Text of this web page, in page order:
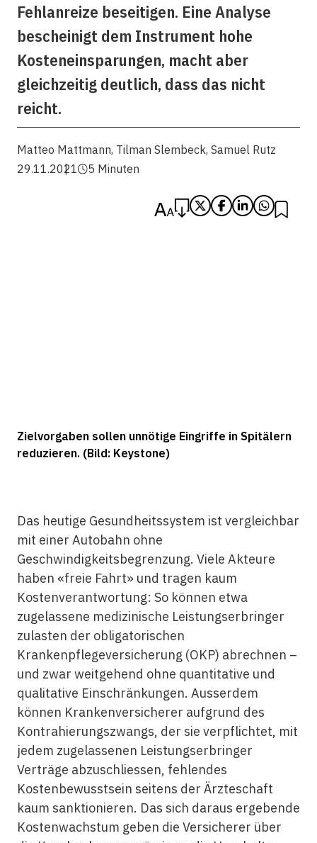
Fehlanreize beseitigen. Eine Analyse
bescheinigt dem Instrument hohe
Kosteneinsparungen, macht aber
gleichzeitig deutlich, dass das nicht
reicht.
Matteo Mattmann, Tilman Slembeck, Samuel Rutz
29.11.2021
5 Minuten
Zielvorgaben sollen unnötige Eingriffe in Spitälern
reduzieren. (Bild: Keystone)
Das heutige Gesundheitssystem ist vergleichbar
mit einer Autobahn ohne
Geschwindigkeitsbegrenzung. Viele Akteure
haben «freie Fahrt» und tragen kaum
Kostenverantwortung: So können etwa
zugelassene medizinische Leistungserbringer
zulasten der obligatorischen
Krankenpflegeversicherung (OKP) abrechnen –
und zwar weitgehend ohne quantitative und
qualitative Einschränkungen. Ausserdem
können Krankenversicherer aufgrund des
Kontrahierungszwangs, der sie verpflichtet, mit
jedem zugelassenen Leistungserbringer
Verträge abzuschliessen, fehlendes
Kostenbewusstsein seitens der Ärzteschaft
kaum sanktionieren. Das sich daraus ergebende
Kostenwachstum geben die Versicherer über